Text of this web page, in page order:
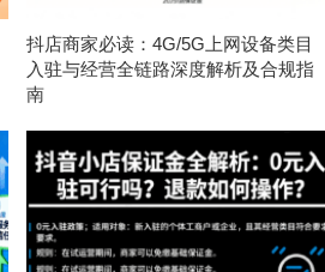
抖店商家必读：4G/5G上网设备类目
入驻与经营全链路深度解析及合规指
南